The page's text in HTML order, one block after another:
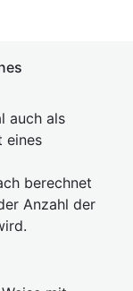
auch als
eines
berechnet
Anzahl der